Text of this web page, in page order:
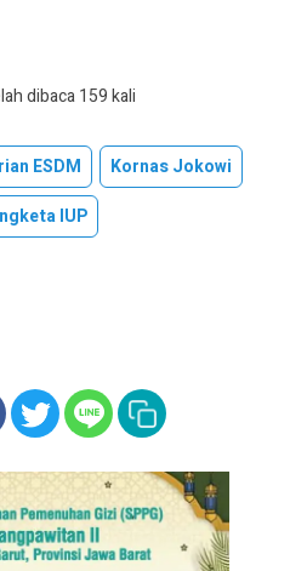
dibaca 159 kali
ESDM
Kornas Jokowi
IUP